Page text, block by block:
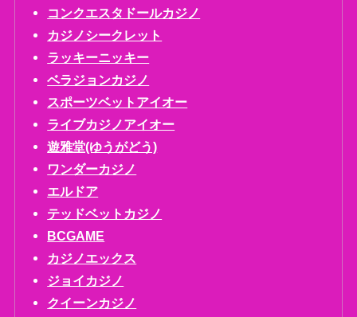
コンクエスタドールカジノ
カジノシークレット
ラッキーニッキー
ベラジョンカジノ
スポーツベットアイオー
ライブカジノアイオー
遊雅堂(ゆうがどう)
ワンダーカジノ
エルドア
テッドベットカジノ
BCGAME
カジノエックス
ジョイカジノ
クイーンカジノ